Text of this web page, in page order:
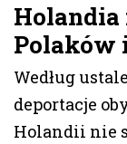
Holandia
Polaków
Według
deportacje
Holandii nie